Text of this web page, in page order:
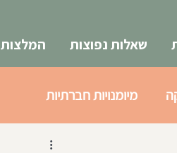
שאלות נפוצות המלצות
מיומנויות חברתיות